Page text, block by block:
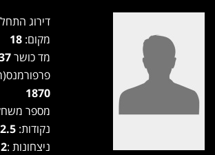
דירוג
מקום:
מד כושר
1870
מספר
נקודות: 2.5
ניצחונות :2